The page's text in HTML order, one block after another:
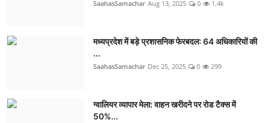
SaahasSamachar Aug 13, 2025 0 1.4k
मध्यप्रदेश में बड़े प्रशासनिक फेरबदल: 64 अधिकारियों की
...
SaahasSamachar Dec 25, 2025 0 299
ग्वालियर व्यापार मेला: वाहन खरीदने पर रोड टैक्स में
50%...